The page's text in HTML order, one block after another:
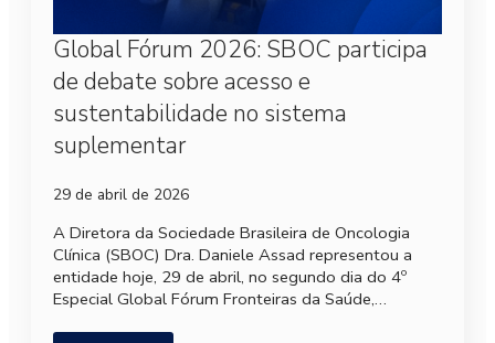
Global Fórum 2026: SBOC participa
de debate sobre acesso e
sustentabilidade no sistema
suplementar
29 de abril de 2026
A Diretora da Sociedade Brasileira de Oncologia
Clínica (SBOC) Dra. Daniele Assad representou a
entidade hoje, 29 de abril, no segundo dia do 4º
Especial Global Fórum Fronteiras da Saúde,…